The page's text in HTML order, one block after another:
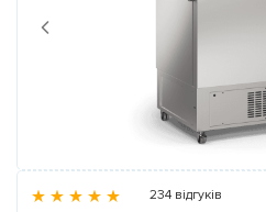
Партнери
Previous
234 відгуків